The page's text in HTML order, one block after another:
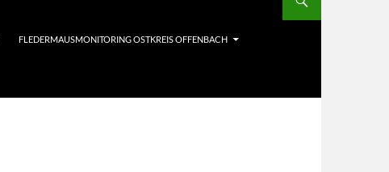
FLEDERMAUSMONITORING OSTKREIS OFFENBACH